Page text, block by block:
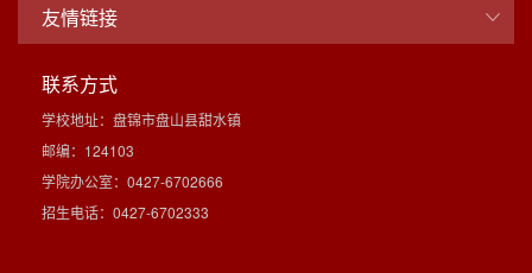
友情链接
联系方式
学校地址：盘锦市盘山县甜水镇
邮编：124103
学院办公室：0427-6702666
招生电话：0427-6702333